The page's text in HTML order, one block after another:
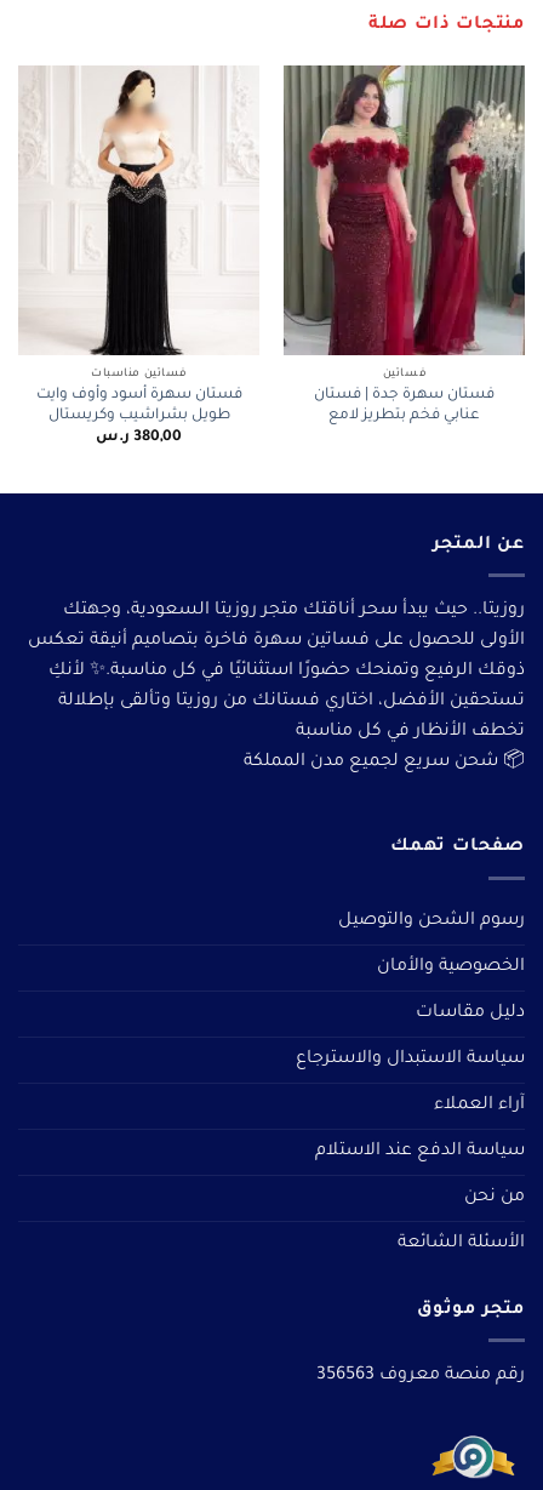
منتجات ذات صلة
فساتين
فستان سهرة جدة | فستان
عنابي فخم بتطريز لامع
فساتين مناسبات
فستان سهرة أسود وأوف وايت
طويل بشراشيب وكريستال
380,00 ر.س
عن المتجر
روزيتا.. حيث يبدأ سحر أناقتك متجر روزيتا السعودية، وجهتك
الأولى للحصول على فساتين سهرة فاخرة بتصاميم أنيقة تعكس
ذوقك الرفيع وتمنحك حضورًا استثنائيًا في كل مناسبة.✨ لأنكِ
تستحقين الأفضل، اختاري فستانك من روزيتا وتألقى بإطلالة
تخطف الأنظار في كل مناسبة
📦 شحن سريع لجميع مدن المملكة
صفحات تهمك
رسوم الشحن والتوصيل
الخصوصية والأمان
دليل مقاسات
سياسة الاستبدال والاسترجاع
آراء العملاء
سياسة الدفع عند الاستلام
من نحن
الأسئلة الشائعة
متجر موثوق
رقم منصة معروف 356563